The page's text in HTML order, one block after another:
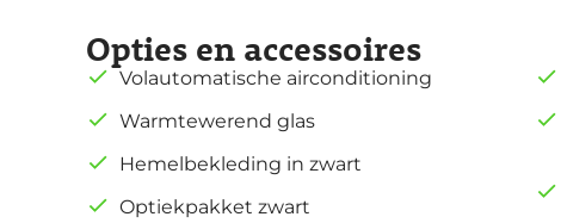
Opties en accessoires
Volautomatische airconditioning
Warmtewerend glas
Hemelbekleding in zwart
Optiekpakket zwart